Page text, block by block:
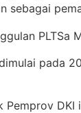
sebagai
pada
Pemprov